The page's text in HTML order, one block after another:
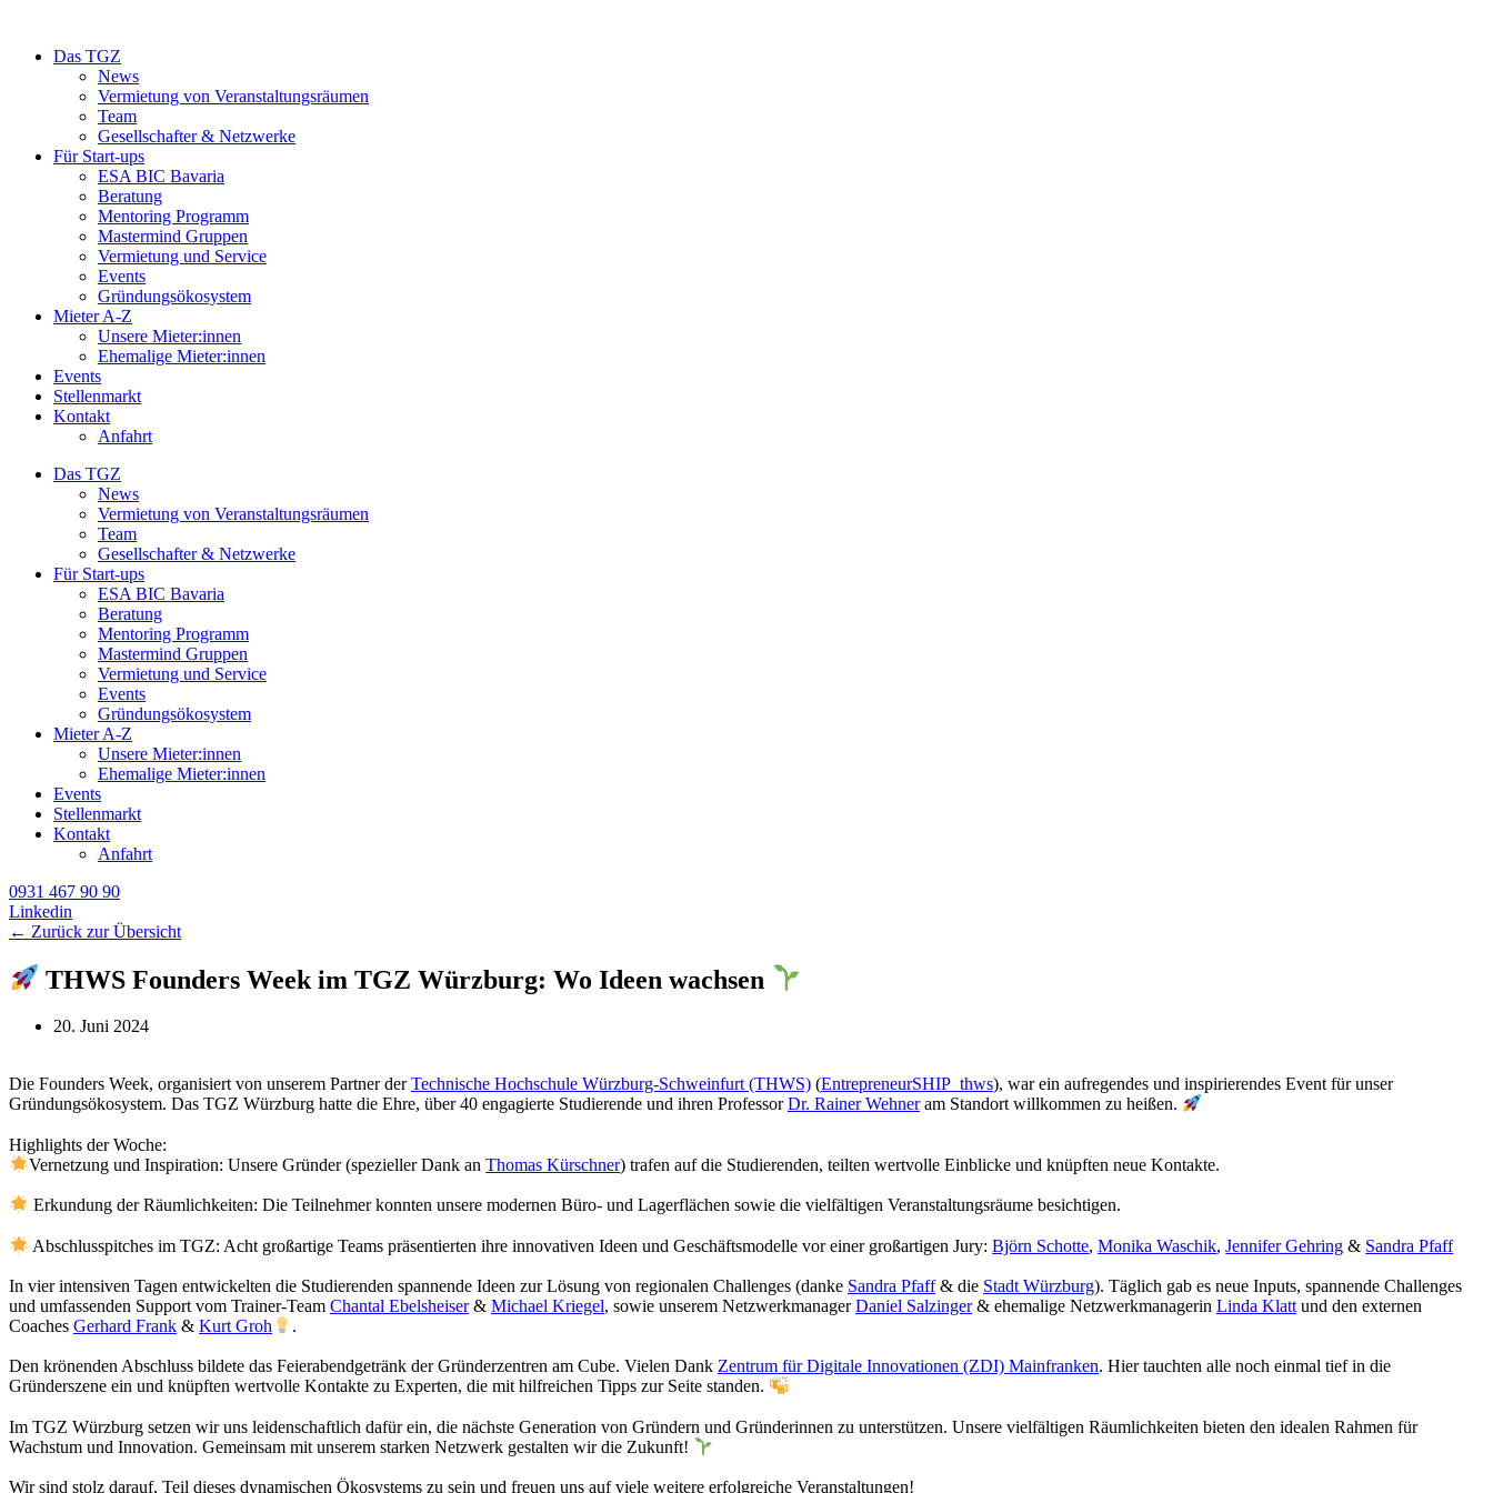
Das TGZ
News
Vermietung von Veranstaltungsräumen
Team
Gesellschafter & Netzwerke
Für Start-ups
ESA BIC Bavaria
Beratung
Mentoring Programm
Mastermind Gruppen
Vermietung und Service
Events
Gründungsökosystem
Mieter A-Z
Unsere Mieter:innen
Ehemalige Mieter:innen
Events
Stellenmarkt
Kontakt
Anfahrt
Das TGZ
News
Vermietung von Veranstaltungsräumen
Team
Gesellschafter & Netzwerke
Für Start-ups
ESA BIC Bavaria
Beratung
Mentoring Programm
Mastermind Gruppen
Vermietung und Service
Events
Gründungsökosystem
Mieter A-Z
Unsere Mieter:innen
Ehemalige Mieter:innen
Events
Stellenmarkt
Kontakt
Anfahrt
0931 467 90 90
Linkedin
← Zurück zur Übersicht
THWS Founders Week im TGZ Würzburg: Wo Ideen wachsen
20. Juni 2024
Die Founders Week, organisiert von unserem Partner derTechnische Hochschule Würzburg-Schweinfurt (THWS) (EntrepreneurSHIP_thws), war ein aufregendes und inspirierendes Event für unser
Gründungsökosystem. Das TGZ Würzburg hatte die Ehre, über 40 engagierte Studierende und ihren ProfessorDr. Rainer Wehneram Standort willkommen zu heißen.
Highlights der Woche:
Vernetzung und Inspiration: Unsere Gründer (spezieller Dank anThomas Kürschner) trafen auf die Studierenden, teilten wertvolle Einblicke und knüpften neue Kontakte.
Erkundung der Räumlichkeiten: Die Teilnehmer konnten unsere modernen Büro- und Lagerflächen sowie die vielfältigen Veranstaltungsräume besichtigen.
Abschlusspitches im TGZ: Acht großartige Teams präsentierten ihre innovativen Ideen und Geschäftsmodelle vor einer großartigen Jury:Björn Schotte,Monika Waschik,Jennifer Gehring & Sandra Pfaff
In vier intensiven Tagen entwickelten die Studierenden spannende Ideen zur Lösung von regionalen Challenges (danke Sandra Pfaff& die Stadt Würzburg). Täglich gab es neue Inputs, spannende Challenges
und umfassenden Support vom Trainer-Team Chantal Ebelsheiser& Michael Kriegel, sowie unserem NetzwerkmanagerDaniel Salzinger& ehemalige Netzwerkmanagerin Linda Klatt und den externen
Coaches Gerhard Frank & Kurt Groh .
Den krönenden Abschluss bildete das Feierabendgetränk der Gründerzentren am Cube. Vielen Dank Zentrum für Digitale Innovationen (ZDI) Mainfranken. Hier tauchten alle noch einmal tief in die
Gründerszene ein und knüpften wertvolle Kontakte zu Experten, die mit hilfreichen Tipps zur Seite standen.
Im TGZ Würzburg setzen wir uns leidenschaftlich dafür ein, die nächste Generation von Gründern und Gründerinnen zu unterstützen. Unsere vielfältigen Räumlichkeiten bieten den idealen Rahmen für
Wachstum und Innovation. Gemeinsam mit unserem starken Netzwerk gestalten wir die Zukunft!
Wir sind stolz darauf, Teil dieses dynamischen Ökosystems zu sein und freuen uns auf viele weitere erfolgreiche Veranstaltungen!